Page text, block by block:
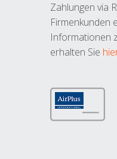
Zahlungen via
Firmenkunden
Informationen
erhalten Sie